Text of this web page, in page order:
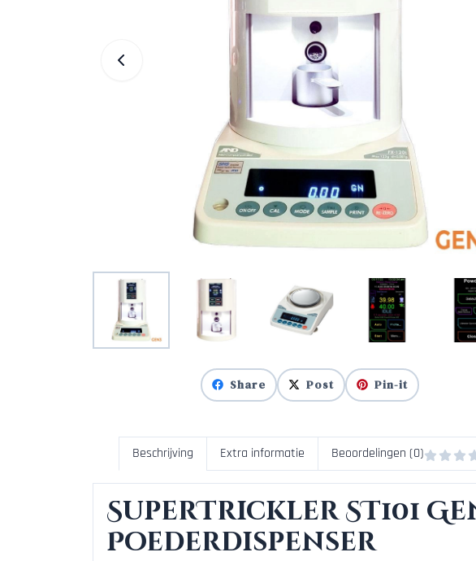
Share Post Pin-it
Beschrijving Extra informatie Beoordelingen (0)
SuperTrickler ST101
Poederdispenser